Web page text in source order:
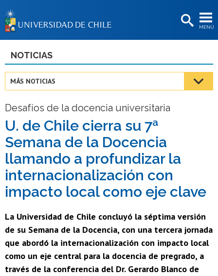
MENÚ
BIBLIOTECAS
Estudiantes
Académicas/os
Funcionarias/os
Egresadas/os
NOTICIAS
MÁS NOTICIAS
Desafíos de la docencia universitaria
U. de Chile cierra su 7ª
Semana de la Docencia
llamando a profundizar la
internacionalización con
impacto local como eje clave
La Universidad de Chile concluyó la séptima versión
de su Semana de la Docencia, con una tercera jornada
que abordó la internacionalización con impacto local
como un eje central para la docencia de pregrado, a
través de la conferencia del Dr. Gerardo Blanco de